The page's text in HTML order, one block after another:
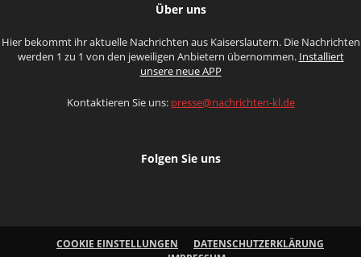
Über uns
Hier bekommt ihr aktuelle Nachrichten aus Kaiserslautern. Die Nachrichten
werden 1 zu 1 von den jeweiligen Anbietern übernommen. Installiert
unsere neue APP
Kontaktieren Sie uns: presse@nachrichten-kl.de
Folgen Sie uns
COOKIE EINSTELLUNGEN
DATENSCHUTZERKLÄRUNG